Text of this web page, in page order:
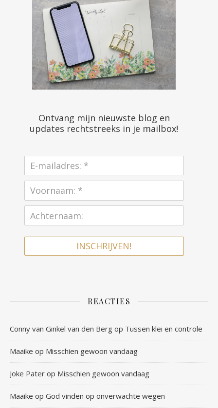
Ontvang mijn nieuwste blog en
updates rechtstreeks in je mailbox!
INSCHRIJVEN!
REACTIES
Conny van Ginkel van den Berg op Tussen klei en controle
Maaike op Misschien gewoon vandaag
Joke Pater op Misschien gewoon vandaag
Maaike op God vinden op onverwachte wegen